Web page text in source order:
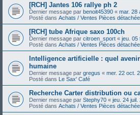
[RCH] Jantes 106 rallye ph 2
Dernier message par benoit45390 « mar. 28
Posté dans Achats / Ventes Pièces
[RCH] tube Afrique saxo 100ch
Dernier message par citroen_sport « jeu. 05
Posté dans Achats / Ventes Pièces
Intelligence artificielle : quel
humaine
Dernier message par gregus « mer. 22 oct.
Posté dans Le Sax' Café
Recherche Carter distribution ou
Dernier message par Stephy70 « jeu. 24 juil.
Posté dans Achats / Ventes Pièces